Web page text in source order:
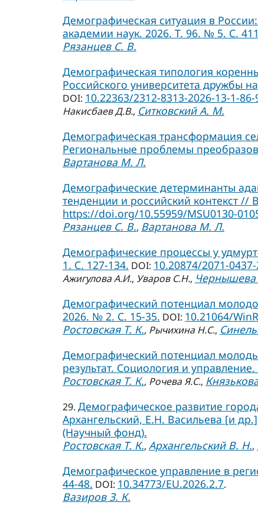
Демографическая ситуация в
академии наук. 2026. Т. 96. № 5. С.
Рязанцев С. В.
Демографическая типология
Российского университета дружбы
DOI: 10.22363/2312-8313-2026-13-1-86-
Накисбаев Д.В., Ситковский А. М.
Демографическая трансформация
Региональные проблемы
Вартанова М. Л.
Демографические детерминанты
тенденции и российский контекст //
https://doi.org/10.55959/MSU0130-
Рязанцев С. В., Вартанова М. Л.
Демографические процессы у
1. С. 127-134. DOI: 10.20874/2071-
Ажигулова А.И., Уваров С.Н.,
Демографический потенциал
2026. № 2. С. 15-35. DOI: 10.21064/
Ростовская Т. К., Рычихина Н.С.,
Демографический потенциал
результат. Социология и
Ростовская Т. К., Рочева Я.С.,
29. Демографическое развитие
Архангельский, Е.Н. Васильева [и
(Научный фонд).
Ростовская Т. К., Архангельский В. Н.,
Демографическое управление в
44-48. DOI: 10.34773/EU.2026.2.7.
Вазиров З. К.